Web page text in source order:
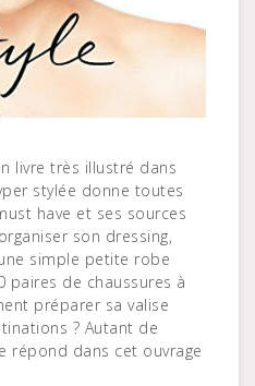
livre très illustré dans
stylée donne toutes
have et ses sources
son dressing,
simple petite robe
paires de chaussures à
préparer sa valise
? Autant de
répond dans cet ouvrage